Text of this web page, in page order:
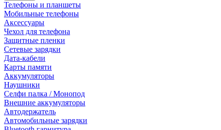
Телефоны и планшеты
Мобильные телефоны
Аксессуары
Чехол для телефона
Защитные пленки
Сетевые зарядки
Дата-кабели
Карты памяти
Аккумуляторы
Наушники
Селфи палка / Монопод
Внешние аккумуляторы
Автодержатель
Автомобильные зарядки